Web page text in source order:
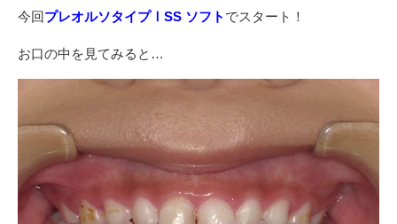
今回プレオルソタイプⅠSS ソフト でスタート！
お口の中を見てみると…